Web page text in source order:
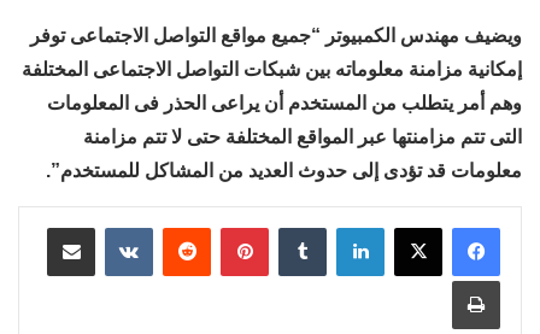
ويضيف مهندس الكمبيوتر “جميع مواقع التواصل الاجتماعى توفر
إمكانية مزامنة معلوماته بين شبكات التواصل الاجتماعى المختلفة
وهم أمر يتطلب من المستخدم أن يراعى الحذر فى المعلومات
التى تتم مزامنتها عبر المواقع المختلفة حتى لا تتم مزامنة
معلومات قد تؤدى إلى حدوث العديد من المشاكل للمستخدم”.
لينكدإن بينتيريست
مشاركة عبر البريد
طباعة